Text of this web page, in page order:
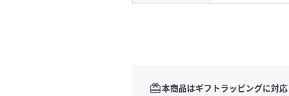
redeem本商品はギフトラッピングに対応